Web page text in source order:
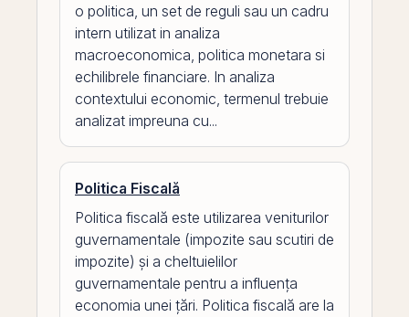
o politica, un set de reguli sau un cadru
intern utilizat in analiza
macroeconomica, politica monetara si
echilibrele financiare. In analiza
contextului economic, termenul trebuie
analizat impreuna cu...
Politica Fiscală
Politica fiscală este utilizarea veniturilor
guvernamentale (impozite sau scutiri de
impozite) și a cheltuielilor
guvernamentale pentru a influența
economia unei țări. Politica fiscală are la